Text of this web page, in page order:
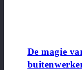
De magie